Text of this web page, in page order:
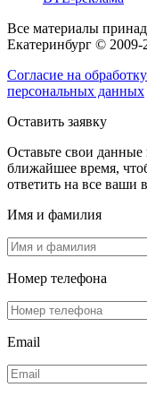
Все материалы
Екатеринбург © 2009-
Согласие на
персональных данных
Оставить заявку
Оставьте свои
ближайшее время,
ответить на все ваши
Имя и фамилия
Номер телефона
Email